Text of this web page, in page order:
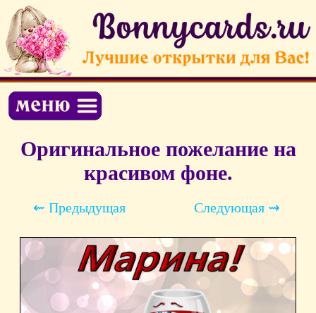
Оригинальное пожелание на
красивом фоне.
⇜ Предыдущая Следующая ⇝